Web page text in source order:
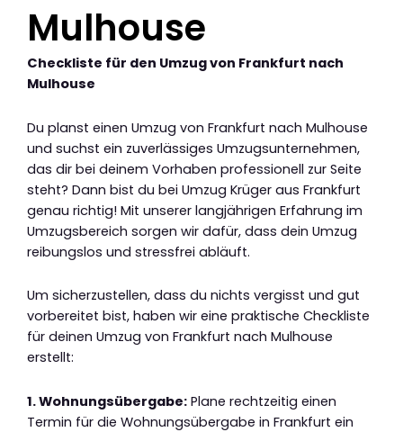
Mulhouse
Checkliste für den Umzug von Frankfurt nach
Mulhouse
Du planst einen Umzug von Frankfurt nach Mulhouse
und suchst ein zuverlässiges Umzugsunternehmen,
das dir bei deinem Vorhaben professionell zur Seite
steht? Dann bist du bei Umzug Krüger aus Frankfurt
genau richtig! Mit unserer langjährigen Erfahrung im
Umzugsbereich sorgen wir dafür, dass dein Umzug
reibungslos und stressfrei abläuft.
Um sicherzustellen, dass du nichts vergisst und gut
vorbereitet bist, haben wir eine praktische Checkliste
für deinen Umzug von Frankfurt nach Mulhouse
erstellt:
1. Wohnungsübergabe: Plane rechtzeitig einen
Termin für die Wohnungsübergabe in Frankfurt ein